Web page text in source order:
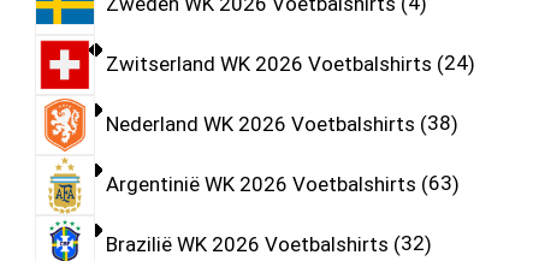
Zwitserland WK 2026 Voetbalshirts 24
Nederland WK 2026 Voetbalshirts 38
Argentinië WK 2026 Voetbalshirts 63
Brazilië WK 2026 Voetbalshirts 32